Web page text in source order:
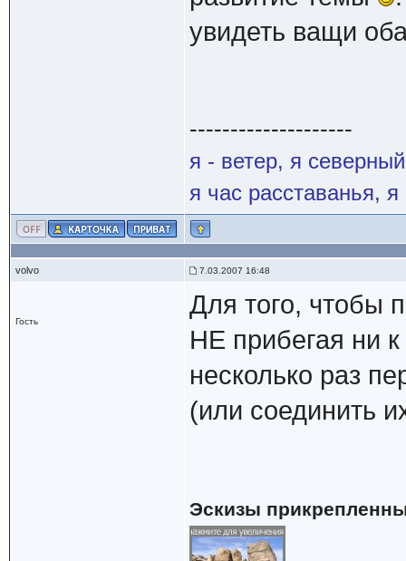
увидеть ващи
--------------------
я - ветер, я
я час расставанья,
volvo 7.03.2007 16:48
Гость
Для того, чтобы
НЕ прибегая ни к
несколько раз
(или соединить
Эскизы